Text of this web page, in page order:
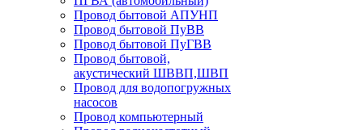
Провод бытовой АПУНП
Провод бытовой ПуВВ
Провод бытовой ПуГВВ
Провод бытовой,
акустический ШВВП,ШВП
Провод для водопогружных
насосов
Провод компьютерный